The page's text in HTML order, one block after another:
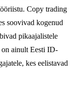
Copy trading
soovivad kogenud
pikaajalistele
on ainult Eesti ID-
kes eelistavad